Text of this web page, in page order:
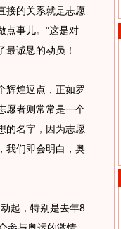
接的关系就是志愿
点事儿。”这是对
诚恳的动员！
煌逗点，正如罗
愿者则常常是一个
的名字，因为志愿
我们即会明白，奥
起，特别是去年8